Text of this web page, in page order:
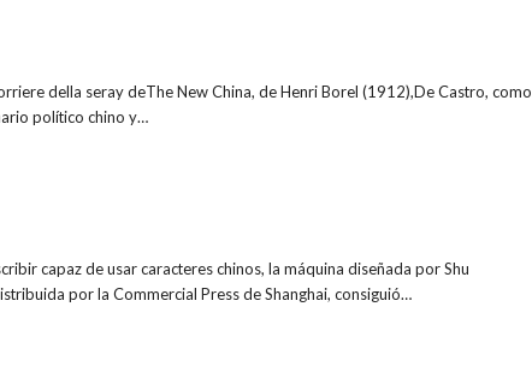
della seray deThe New China, de Henri Borel (1912),De Castro, como
político chino y…
capaz de usar caracteres chinos, la máquina diseñada por Shu
por la Commercial Press de Shanghai, consiguió…